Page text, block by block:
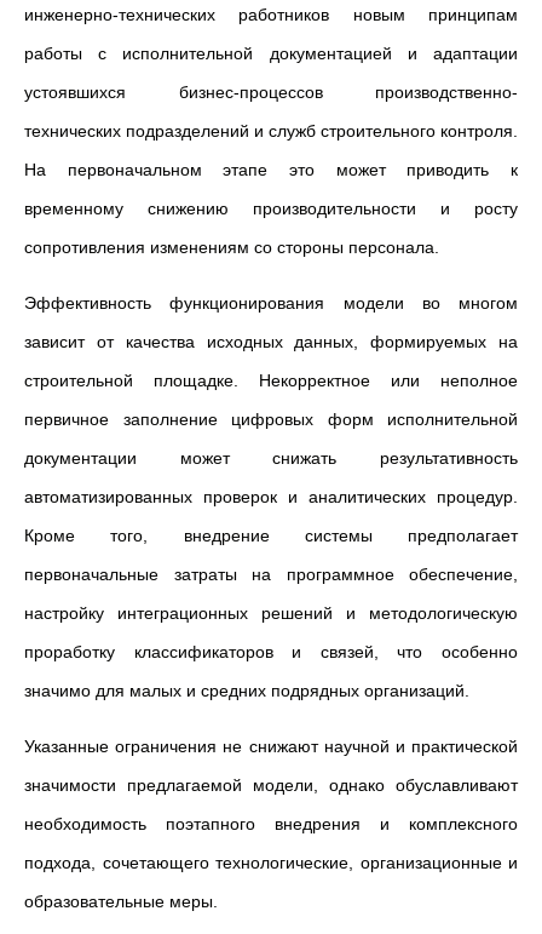
инженерно-технических работников новым принципам
работы с исполнительной документацией и адаптации
устоявшихся бизнес-процессов производственно-
технических подразделений и служб строительного контроля.
На первоначальном этапе это может приводить к
временному снижению производительности и росту
сопротивления изменениям со стороны персонала.
Эффективность функционирования модели во многом
зависит от качества исходных данных, формируемых на
строительной площадке. Некорректное или неполное
первичное заполнение цифровых форм исполнительной
документации может снижать результативность
автоматизированных проверок и аналитических процедур.
Кроме того, внедрение системы предполагает
первоначальные затраты на программное обеспечение,
настройку интеграционных решений и методологическую
проработку классификаторов и связей, что особенно
значимо для малых и средних подрядных организаций.
Указанные ограничения не снижают научной и практической
значимости предлагаемой модели, однако обуславливают
необходимость поэтапного внедрения и комплексного
подхода, сочетающего технологические, организационные и
образовательные меры.